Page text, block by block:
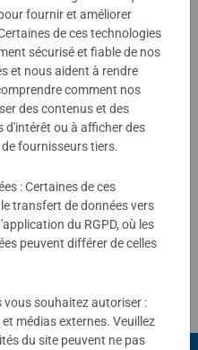
séparément.
fournir et améliorer
de ces technologies
sécurisé et fiable de nos
et nous aident à rendre
comment nos
des contenus et des
d'intérêt ou à afficher des
fournisseurs tiers.
: Certaines de ces
transfert de données vers
du RGPD, où les
peuvent différer de celles
vous souhaitez autoriser :
médias externes. Veuillez
du site peuvent ne pas